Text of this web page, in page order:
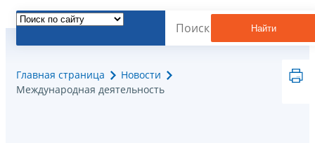
Найти
Главная страница
Новости
Международная деятельность